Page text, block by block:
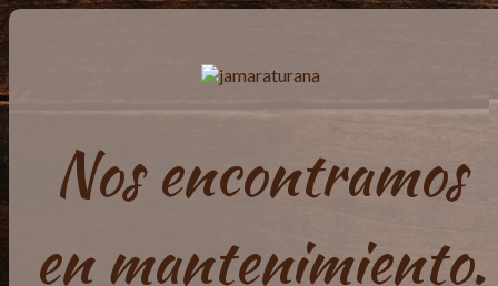
Nos encontramos
en mantenimiento.